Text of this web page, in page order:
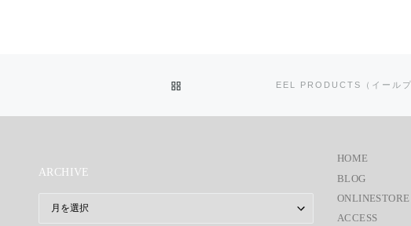
ARCHIVE
HOME
BLOG
ONLINESTORE
ACCESS